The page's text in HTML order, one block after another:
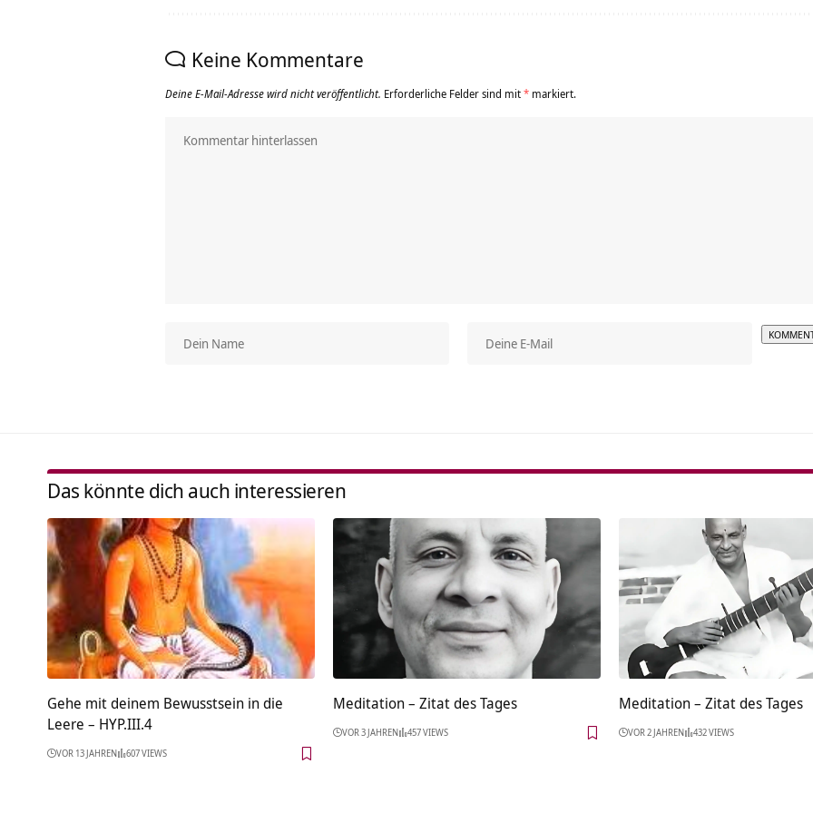
Keine Kommentare
Deine E-Mail-Adresse wird nicht veröffentlicht. Erforderliche Felder sind mit* markiert.
Das könnte dich auch interessieren
Gehe mit deinem Bewusstsein in die
Leere – HYP.III.4
VOR 13 JAHREN 607 VIEWS
Meditation – Zitat des Tages
VOR 3 JAHREN 457 VIEWS
Meditation – Zitat des Tages
VOR 2 JAHREN 432 VIEWS